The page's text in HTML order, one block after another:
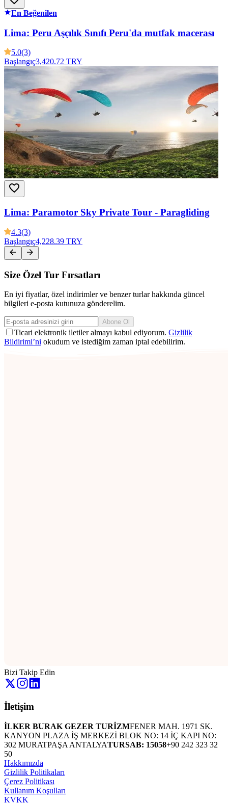
En Beğenilen
Lima: Peru Aşçılık Sınıfı Peru'da mutfak macerası
5.0(3)
Başlangıç3,420.72 TRY
Lima: Paramotor Sky Private Tour - Paragliding
4.3(3)
Başlangıç4,228.39 TRY
Size Özel Tur Fırsatları
En iyi fiyatlar, özel indirimler ve benzer turlar hakkında güncel
bilgileri e-posta kutunuza gönderelim.
Abone Ol
Ticari elektronik iletiler almayı kabul ediyorum. Gizlilik
Bildirimi’ni okudum ve istediğim zaman iptal edebilirim.
Bizi Takip Edin
İletişim
İLKER BURAK GEZER TURİZMFENER MAH. 1971 SK.
KANYON PLAZA İŞ MERKEZİ BLOK NO: 14 İÇ KAPI NO:
302 MURATPAŞA ANTALYATURSAB: 15058+90 242 323 32
50
Hakkımızda
Gizlilik Politikaları
Çerez Politikası
Kullanım Koşulları
KVKK